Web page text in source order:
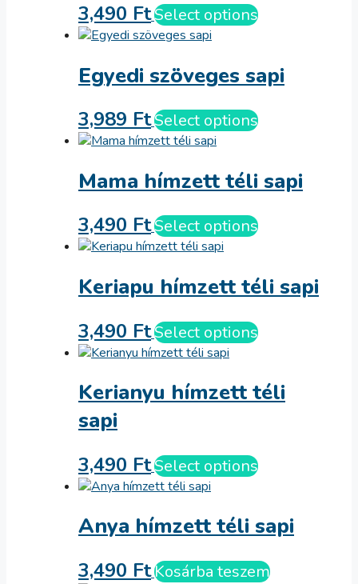
3,490 FtSelect options
Egyedi szöveges sapi
3,989 FtSelect options
Mama hímzett téli sapi
3,490 FtSelect options
Keriapu hímzett téli sapi
3,490 FtSelect options
Kerianyu hímzett téli
sapi
3,490 FtSelect options
Anya hímzett téli sapi
3,490 FtKosárba teszem